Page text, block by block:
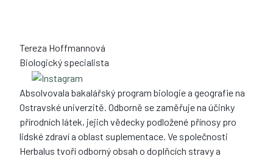
Tereza Hoffmannová
Biologický specialista
Absolvovala bakalářský program biologie a geografie na
Ostravské univerzitě. Odborně se zaměřuje na účinky
přírodních látek, jejich vědecky podložené přínosy pro
lidské zdraví a oblast suplementace. Ve společnosti
Herbalus tvoří odborný obsah o doplňcích stravy a